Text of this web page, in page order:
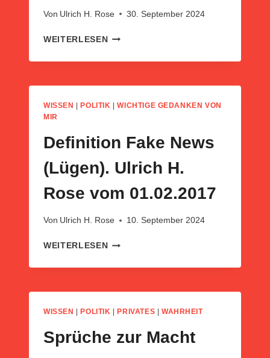
UM
„ÖFFENTLICHE“
UM
VERFEHLUNGEN
CORONA
Von Ulrich H. Rose 30. September 2024
WEITERLESENSOZIOPATHIE
NICHT
KÖNNEN.
H.
VOM
26.01.2016
WISSEN POLITIK |WICHTIGE GEDANKEN VON
MIR
Definition Fake News
(Lügen). Ulrich H.
Rose vom 01.02.2017
Von Ulrich H. Rose 10. September 2024
WEITERLESENDEFINITION
NEWS
ULRICH
ROSE
01.02.2017
WISSEN POLITIK PRIVATES WAHRHEIT
Sprüche zur Macht